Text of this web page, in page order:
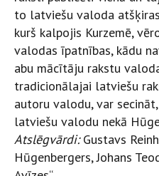
to latviešu valoda
kurš kalpojis Kurzemē,
valodas īpatnības, kādu
abu mācītāju rakstu
tradicionālajai latviešu
autoru valodu, var
latviešu valodu nekā
Atslēgvārdi:Gustavs
Hūgenbergers, Johans